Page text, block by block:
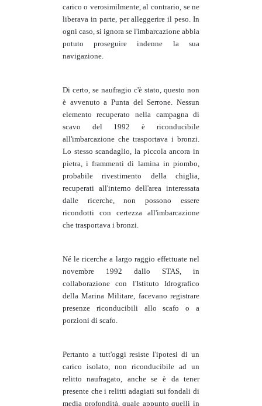
carico o verosimilmente, al contrario, se ne
liberava in parte, per alleggerire il peso. In
ogni caso, si ignora se l'imbarcazione abbia
potuto proseguire indenne la sua
navigazione.
Di certo, se naufragio c'è stato, questo non
è avvenuto a Punta del Serrone. Nessun
elemento recuperato nella campagna di
scavo del 1992 è riconducibile
all'imbarcazione che trasportava i bronzi.
Lo stesso scandaglio, la piccola ancora in
pietra, i frammenti di lamina in piombo,
probabile rivestimento della chiglia,
recuperati all'interno dell'area interessata
dalle ricerche, non possono essere
ricondotti con certezza all'imbarcazione
che trasportava i bronzi.
Né le ricerche a largo raggio effettuate nel
novembre 1992 dallo STAS, in
collaborazione con l'Istituto Idrografico
della Marina Militare, facevano registrare
presenze riconducibili allo scafo o a
porzioni di scafo.
Pertanto a tutt'oggi resiste l'ipotesi di un
carico isolato, non riconducibile ad un
relitto naufragato, anche se è da tener
presente che i relitti adagiati sui fondali di
media profondità, quale appunto quelli in